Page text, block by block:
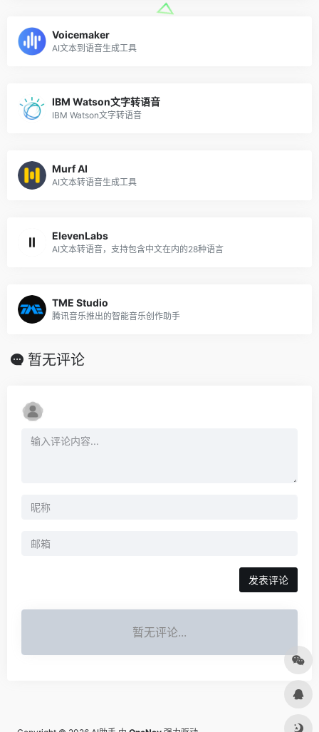
Voicemaker
AI文本到语音生成工具
IBM Watson文字转语音
IBM Watson文字转语音
Murf AI
AI文本转语音生成工具
ElevenLabs
AI文本转语音，支持包含中文在内的28种语言
TME Studio
腾讯音乐推出的智能音乐创作助手
暂无评论
发表评论
暂无评论...